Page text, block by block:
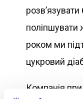
поліпшувати
роком ми
цукровий
Компанія